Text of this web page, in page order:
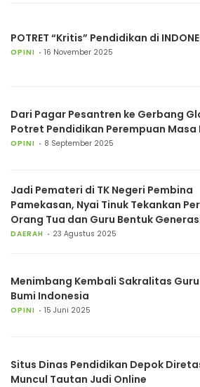
POTRET “Kritis” Pendidikan di
OPINI 16 November 2025
Dari Pagar Pesantren ke Gerbang
Potret Pendidikan Perempuan Masa
OPINI 8 September 2025
Jadi Pemateri di TK Negeri Pembina
Pamekasan, Nyai Tinuk Tekankan
Orang Tua dan Guru Bentuk
Emas
DAERAH 23 Agustus 2025
Menimbang Kembali Sakralitas
Bumi Indonesia
OPINI 15 Juni 2025
Situs Dinas Pendidikan Depok
Muncul Tautan Judi Online